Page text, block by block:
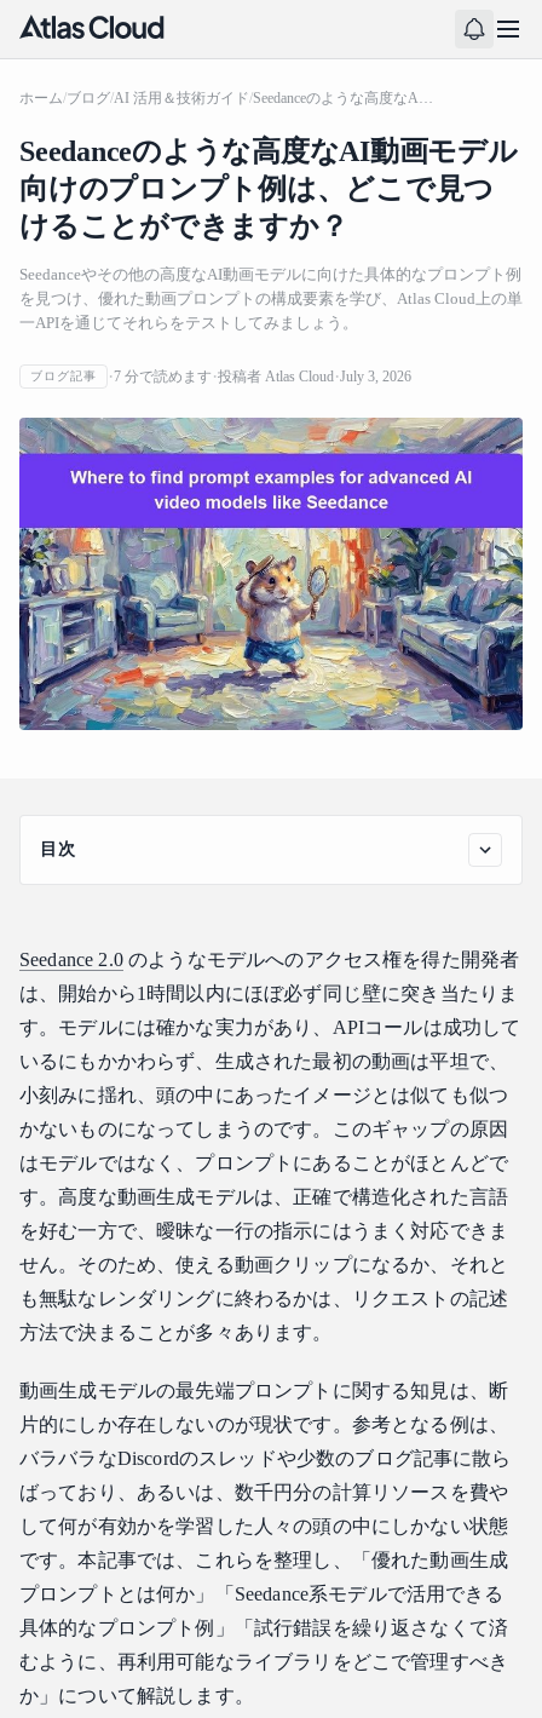
ホーム/ブログ/AI 活用＆技術ガイド/ Seedanceのような高度なAI動画モデル向けのプロンプト例は、どこで見つけることができますか？
Seedanceのような高度なAI動画モデル
向けのプロンプト例は、どこで見つ
けることができますか？
Seedanceやその他の高度なAI動画モデルに向けた具体的なプロンプト例
を見つけ、優れた動画プロンプトの構成要素を学び、Atlas Cloud上の単
一APIを通じてそれらをテストしてみましょう。
ブログ記事 7 分で読めます 投稿者 Atlas Cloud July 3, 2026
目次
良い動画プロンプトと悪いプロンプトの違い
Seedance系モデル向けの具体的なプロンプト例
Atlas Cloudでプロンプトライブラリを活用し、テストを行
う方法
他の動画プロンプトテスト環境との比較
よくある質問（FAQ）
結論
Seedance 2.0のようなモデルへのアクセス権を得た開発者
は、開始から1時間以内にほぼ必ず同じ壁に突き当たりま
す。モデルには確かな実力があり、APIコールは成功して
いるにもかかわらず、生成された最初の動画は平坦で、
小刻みに揺れ、頭の中にあったイメージとは似ても似つ
かないものになってしまうのです。このギャップの原因
はモデルではなく、プロンプトにあることがほとんどで
す。高度な動画生成モデルは、正確で構造化された言語
を好む一方で、曖昧な一行の指示にはうまく対応できま
せん。そのため、使える動画クリップになるか、それと
も無駄なレンダリングに終わるかは、リクエストの記述
方法で決まることが多々あります。
動画生成モデルの最先端プロンプトに関する知見は、断
片的にしか存在しないのが現状です。参考となる例は、
バラバラなDiscordのスレッドや少数のブログ記事に散ら
ばっており、あるいは、数千円分の計算リソースを費や
して何が有効かを学習した人々の頭の中にしかない状態
です。本記事では、これらを整理し、「優れた動画生成
プロンプトとは何か」「Seedance系モデルで活用できる
具体的なプロンプト例」「試行錯誤を繰り返さなくて済
むように、再利用可能なライブラリをどこで管理すべき
か」について解説します。